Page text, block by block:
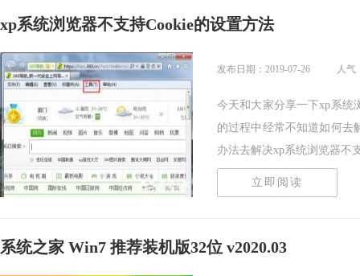
xp系统浏览器不支持Cookie的设置方法
发布日期：2019-07-26 人气
今天和大家分享一下xp系统
的过程中经常不知道如何去
办法去解决xp系统浏览器不
立即阅读
系统之家 Win7 推荐装机版32位 v2020.03